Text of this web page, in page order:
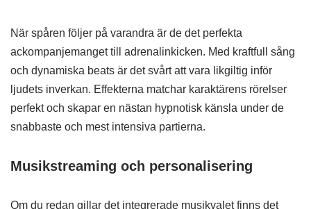
När spåren följer på varandra är de det perfekta
ackompanjemanget till adrenalinkicken. Med kraftfull sång
och dynamiska beats är det svårt att vara likgiltig inför
ljudets inverkan. Effekterna matchar karaktärens rörelser
perfekt och skapar en nästan hypnotisk känsla under de
snabbaste och mest intensiva partierna.
Musikstreaming och personalisering
Om du redan gillar det integrerade musikvalet finns det